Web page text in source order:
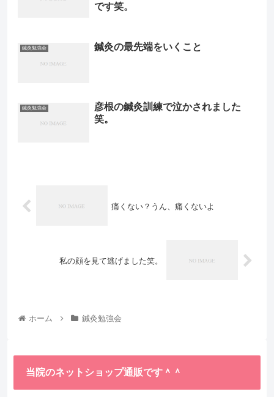
です笑。
鍼灸勉強会 鍼灸の最先端をいくこと
鍼灸勉強会
彦根の鍼灸訓練で泣かされました
笑。
痛くない？うん、痛くないよ
私の顔を見て逃げました笑。
ホーム 鍼灸勉強会
当院のネットショップ通販です＾＾